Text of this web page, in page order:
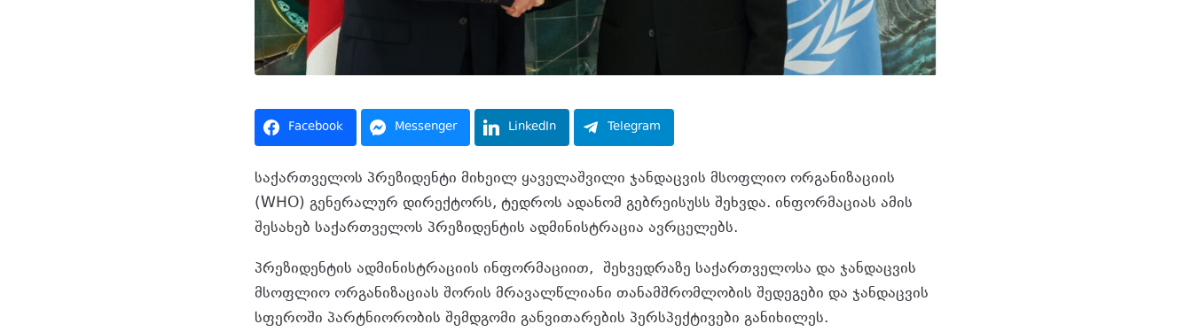
Facebook Messenger LinkedIn Telegram
საქართველოს პრეზიდენტი მიხეილ ყაველაშვილი ჯანდაცვის მსოფლიო ორგანიზაციის
(WHO) გენერალურ დირექტორს, ტედროს ადანომ გებრეისუსს შეხვდა. ინფორმაციას ამის
შესახებ საქართველოს პრეზიდენტის ადმინისტრაცია ავრცელებს.
პრეზიდენტის ადმინისტრაციის ინფორმაციით, შეხვედრაზე საქართველოსა და ჯანდაცვის
მსოფლიო ორგანიზაციას შორის მრავალწლიანი თანამშრომლობის შედეგები და ჯანდაცვის
სფეროში პარტნიორობის შემდგომი განვითარების პერსპექტივები განიხილეს.